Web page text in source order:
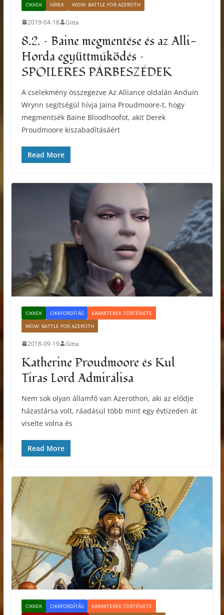
CIKKEK HÍREK WOW: BATTLE FOR AZEROTH
2019-04-18 Gitta
8.2. – Baine megmentése és az Alli-
Horda együttműködés –
SPOILERES PÁRBESZÉDEK
A cselekmény összegezve Az Alliance oldalán Anduin
Wrynn segítségül hívja Jaina Proudmoore-t, hogy
megmentsék Baine Bloodhoofot, akit Derek
Proudmoore kiszabadításáért
Read More
CIKKEK CIKKFORDÍTÁS
KARAKTEREK TÖRTÉNETE
WOW: BATTLE FOR AZEROTH
2018-09-19 Gitta
Katherine Proudmoore és Kul
Tiras Lord Admirálisa
Nem sok olyan államfő van Azerothon, aki az elődje
házastársa volt, ráadásul több mint egy évtizeden át
viselte volna és
Read More
CIKKEK CIKKFORDÍTÁS KARAKTEREK TÖRTÉNETE